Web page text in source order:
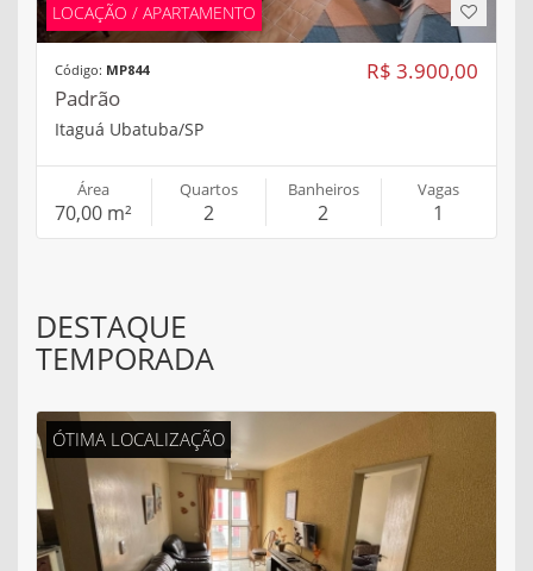
LOCAÇÃO / APARTAMENTO
R$ 3.900,00
Código: MP844
Padrão
Itaguá Ubatuba/SP
Área
70,00 m²
Quartos
2
Banheiros
2
Vagas
1
DESTAQUE
TEMPORADA
ÓTIMA LOCALIZAÇÃO